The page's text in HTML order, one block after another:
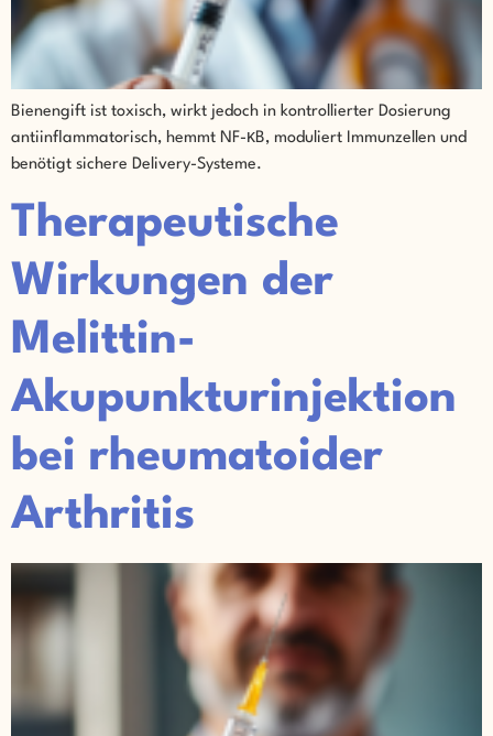
Bienengift ist toxisch, wirkt jedoch in kontrollierter Dosierung
antiinflammatorisch, hemmt NF-κB, moduliert Immunzellen und
benötigt sichere Delivery-Systeme.
Therapeutische
Wirkungen der
Melittin-
Akupunkturinjektion
bei rheumatoider
Arthritis